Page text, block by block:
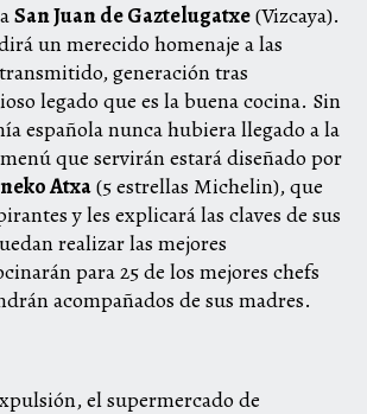
San Juan de Gaztelugatxe(Vizcaya).
un merecido homenaje a las
generación tras
legado que es la buena cocina. Sin
española nunca hubiera llegado a la
que servirán estará diseñado por
Atxa(5 estrellas Michelin), que
y les explicará las claves de sus
realizar las mejores
para 25 de los mejores chefs
acompañados de sus madres.
el supermercado de